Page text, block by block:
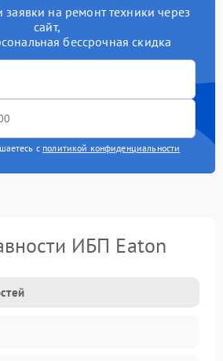
на ремонт техники через
сайт,
бессрочная скидка
с политикой конфиденциальности
ИБП Eaton